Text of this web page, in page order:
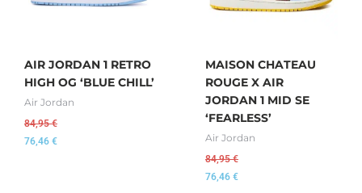
AIR JORDAN 1 RETRO
HIGH OG ‘BLUE CHILL’
Air Jordan
84,95€
76,46 €
MAISON CHATEAU
ROUGE X AIR
JORDAN 1 MID SE
‘FEARLESS’
Air Jordan
84,95€
76,46 €